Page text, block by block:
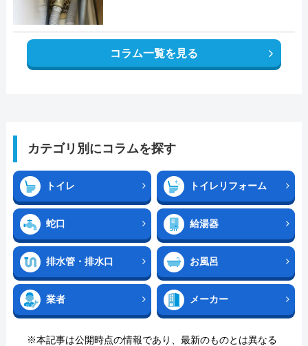
コラム一覧を見る
カテゴリ別にコラムを探す
トイレ トイレリフォーム
蛇口 給湯器
排水管・排水口 お風呂
業者 メーカー
※本記事は公開時点の情報であり、最新のものとは異なる